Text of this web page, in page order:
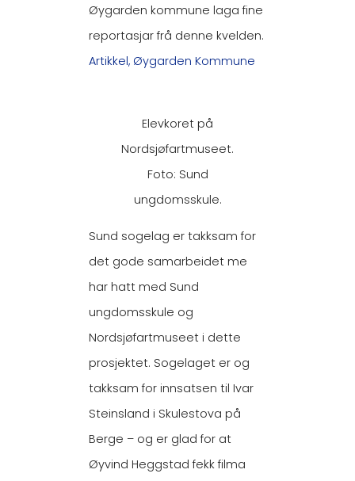
Øygarden kommune laga fine
reportasjar frå denne kvelden.
Artikkel, Øygarden Kommune
Elevkoret på
Nordsjøfartmuseet.
Foto: Sund
ungdomsskule.
Sund sogelag er takksam for
det gode samarbeidet me
har hatt med Sund
ungdomsskule og
Nordsjøfartmuseet i dette
prosjektet. Sogelaget er og
takksam for innsatsen til Ivar
Steinsland i Skulestova på
Berge – og er glad for at
Øyvind Heggstad fekk filma